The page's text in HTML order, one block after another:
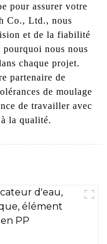
pour assurer votre
Co., Ltd., nous
et de la fiabilité
nous nous
chaque projet.
partenaire de
de moulage
de travailler avec
la qualité.